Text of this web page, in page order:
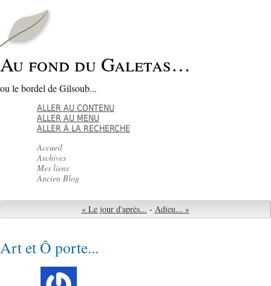
Au fond du Galetas…
ou le bordel de Gilsoub...
ALLER AU CONTENU
ALLER AU MENU
ALLER À LA RECHERCHE
Accueil
Archives
Mes liens
Ancien Blog
« Le jour d'après... - Adieu... »
Art et Ô porte...